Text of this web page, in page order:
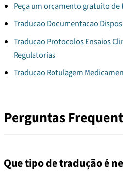
Peça um orçamento gratuito
Traducao Documentacao
Traducao Protocolos Ensaios
Regulatorias
Traducao Rotulagem
Perguntas
Que tipo de tradução é